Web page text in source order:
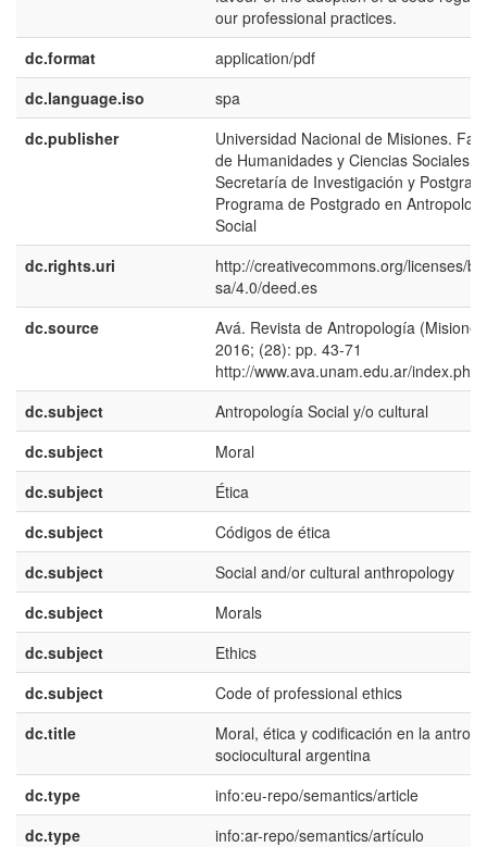
our professional practices.
dc.format
application/pdf
dc.language.iso
spa
dc.publisher
Universidad Nacional de Misiones.
de Humanidades y Ciencias Sociales.
Secretaría de Investigación y
Programa de Postgrado en
Social
dc.rights.uri
http://creativecommons.org/licenses/
sa/4.0/deed.es
dc.source
Avá. Revista de Antropología
2016; (28): pp. 43-71
http://www.ava.unam.edu.ar/index.php
dc.subject
Antropología Social y/o cultural
dc.subject
Moral
dc.subject
Ética
dc.subject
Códigos de ética
dc.subject
Social and/or cultural anthropology
dc.subject
Morals
dc.subject
Ethics
dc.subject
Code of professional ethics
dc.title
Moral, ética y codificación en la
sociocultural argentina
dc.type
info:eu-repo/semantics/article
dc.type
info:ar-repo/semantics/artículo